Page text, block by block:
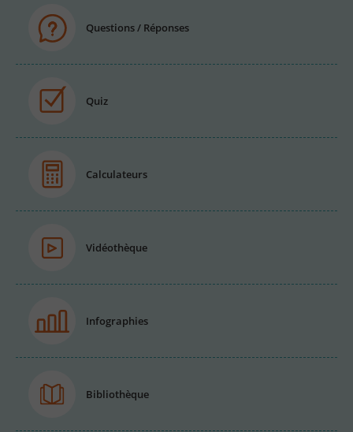
Questions / Réponses
Quiz
Calculateurs
Vidéothèque
Infographies
Bibliothèque